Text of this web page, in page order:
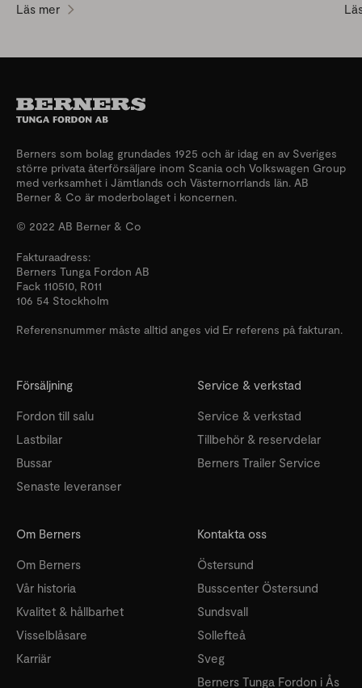
Läs mer
Berners som bolag grundades 1925 och är idag en av Sveriges
större privata återförsäljare inom Scania och Volkswagen Group
med verksamhet i Jämtlands och Västernorrlands län. AB
Berner & Co är moderbolaget i koncernen.
© 2022 AB Berner & Co
Fakturaadress:
Berners Tunga Fordon AB
Fack 110510, R011
106 54 Stockholm
Referensnummer måste alltid anges vid Er referens på fakturan.
Försäljning
Fordon till salu
Lastbilar
Bussar
Senaste leveranser
Service & verkstad
Service & verkstad
Tillbehör & reservdelar
Berners Trailer Service
Om Berners
Om Berners
Vår historia
Kvalitet & hållbarhet
Visselblåsare
Karriär
Kontakta oss
Östersund
Busscenter Östersund
Sundsvall
Sollefteå
Sveg
Berners Tunga Fordon i Ås